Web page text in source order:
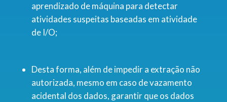
aprendizado de máquina para detectar
atividades suspeitas baseadas em atividade
de I/O;
Desta forma, além de impedir a extração não
autorizada, mesmo em caso de vazamento
acidental dos dados, garantir que os dados